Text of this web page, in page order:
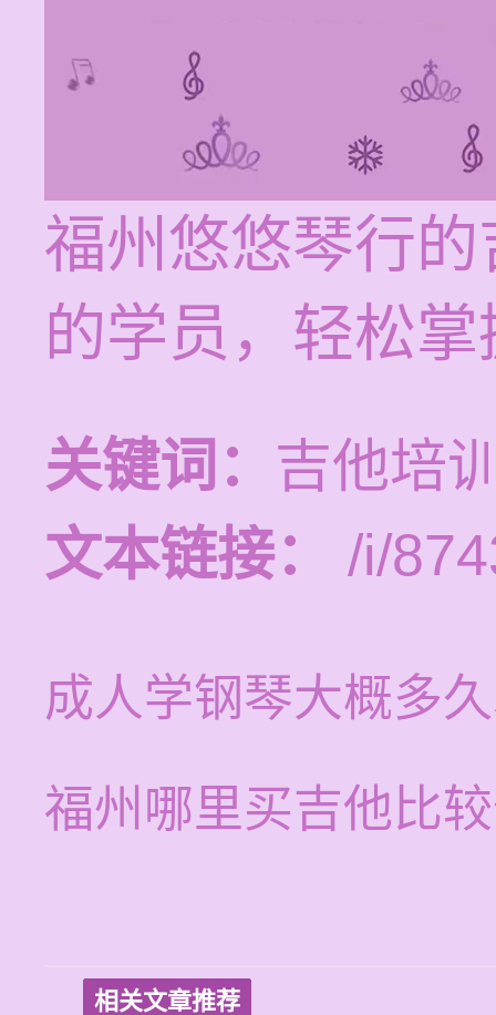
福州悠悠琴行
的学员，轻松
关键词： 吉他培
文本链接：
/i/
成人学钢琴大概多
福州哪里买吉他比
相关文章推荐